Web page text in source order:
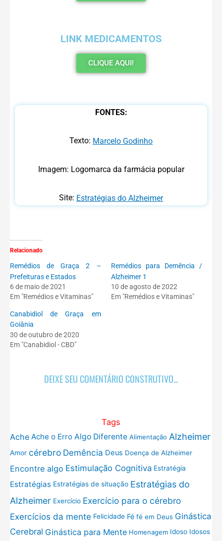
LINK MEDICAMENTOS
CLIQUE AQUI!
FONTES:
Texto: Marcelo Godinho
Imagem: Logomarca da farmácia popular
Site: Estratégias do Alzheimer
Relacionado
Remédios de Graça 2 –
Prefeituras e Estados
6 de maio de 2021
Em "Remédios e Vitaminas"
Remédios para Demência /
Alzheimer 1
10 de agosto de 2022
Em "Remédios e Vitaminas"
Canabidiol de Graça em
Goiânia
30 de outubro de 2020
Em "Canabidiol - CBD"
DEIXE SEU COMENTÁRIO CONSTRUTIVO...
Tags
Ache Ache o Erro Algo Diferente Alimentação Alzheimer
Amor cérebro Demência Deus Doença de Alzheimer
Encontre algo Estimulação Cognitiva Estratégia
Estratégias Estratégias de situação Estratégias do
Alzheimer Exercício Exercício para o cérebro
Exercícios da mente Felicidade Fé fé em Deus Ginástica
Cerebral Ginástica para Mente Homenagem Idoso Idosos